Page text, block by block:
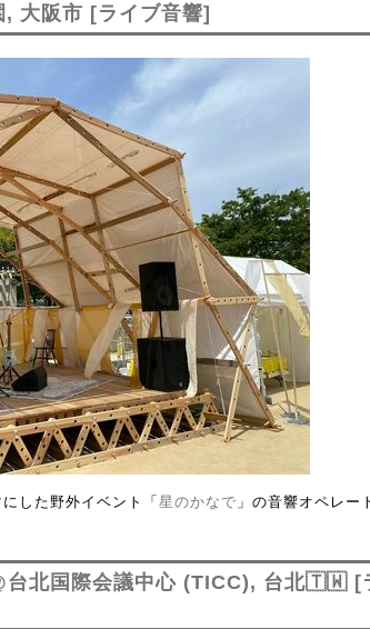
, 大阪市 [ライブ音響]
した野外イベント「 星のかなで 」の音響オペレー
台北国際会議中心 (TICC), 台北🇹🇼 [